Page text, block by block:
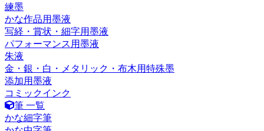
練墨
かな作品用墨液
写経・賞状・細字用墨液
パフォーマンス用墨液
朱液
金・銀・白・メタリック・布木用特殊墨
添加用墨液
コミックインク
筆 一覧
かな細字筆